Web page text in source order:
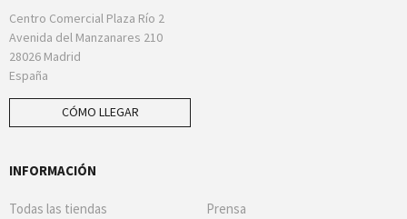
Centro Comercial Plaza Río 2
Avenida del Manzanares 210
28026 Madrid
España
CÓMO LLEGAR
INFORMACIÓN
Todas las tiendas
Prensa